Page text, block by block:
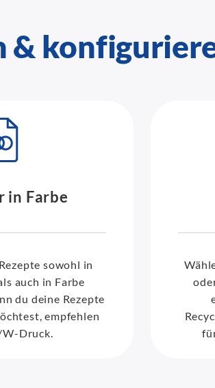
&
in Farbe
sowohl in
auch in Farbe
du deine Rezepte
empfehlen
W-Druck.